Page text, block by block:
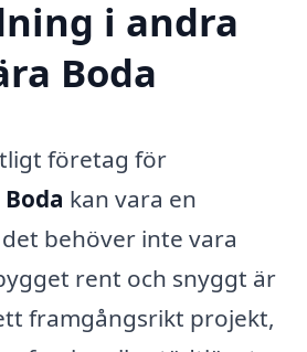
i andra
Boda
företag för
kan vara en
behöver inte vara
rent och snyggt är
framgångsrikt projekt,